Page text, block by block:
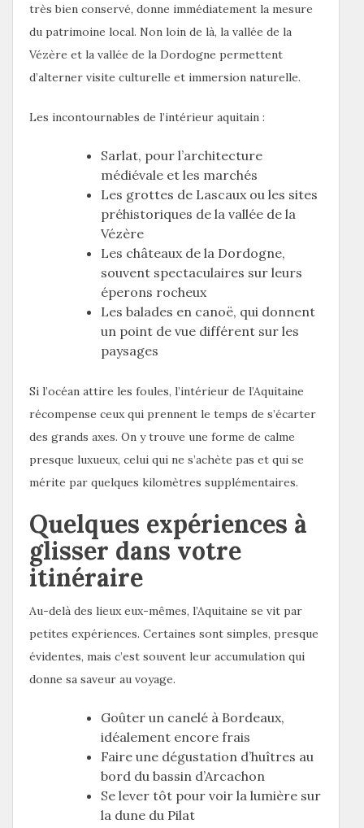
très bien conservé, donne immédiatement la mesure
du patrimoine local. Non loin de là, la vallée de la
Vézère et la vallée de la Dordogne permettent
d’alterner visite culturelle et immersion naturelle.
Les incontournables de l’intérieur aquitain :
Sarlat, pour l’architecture
médiévale et les marchés
Les grottes de Lascaux ou les sites
préhistoriques de la vallée de la
Vézère
Les châteaux de la Dordogne,
souvent spectaculaires sur leurs
éperons rocheux
Les balades en canoë, qui donnent
un point de vue différent sur les
paysages
Si l’océan attire les foules, l’intérieur de l’Aquitaine
récompense ceux qui prennent le temps de s’écarter
des grands axes. On y trouve une forme de calme
presque luxueux, celui qui ne s’achète pas et qui se
mérite par quelques kilomètres supplémentaires.
Quelques expériences à
glisser dans votre
itinéraire
Au-delà des lieux eux-mêmes, l’Aquitaine se vit par
petites expériences. Certaines sont simples, presque
évidentes, mais c’est souvent leur accumulation qui
donne sa saveur au voyage.
Goûter un canelé à Bordeaux,
idéalement encore frais
Faire une dégustation d’huîtres au
bord du bassin d’Arcachon
Se lever tôt pour voir la lumière sur
la dune du Pilat